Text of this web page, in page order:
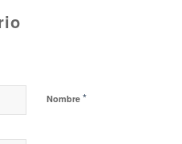
Nombre *